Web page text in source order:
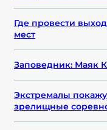
Где провести
мест
Заповедник: Маяк
Экстремалы
зрелищные